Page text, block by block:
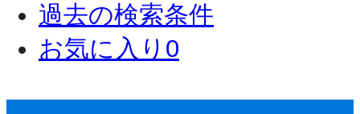
過去の検索条件
お気に入り 0